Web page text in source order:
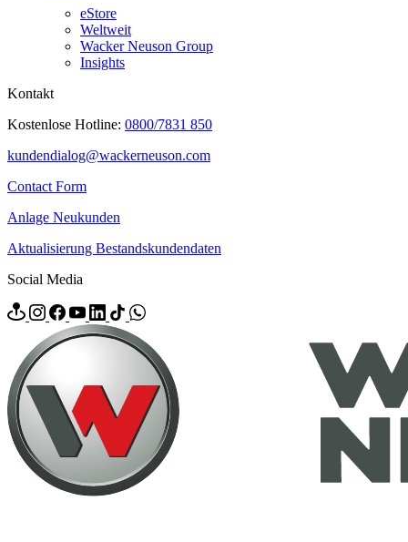
eStore
Weltweit
Wacker Neuson Group
Insights
Kontakt
Kostenlose Hotline: 0800/7831 850
kundendialog@wackerneuson.com
Contact Form
Anlage Neukunden
Aktualisierung Bestandskundendaten
Social Media